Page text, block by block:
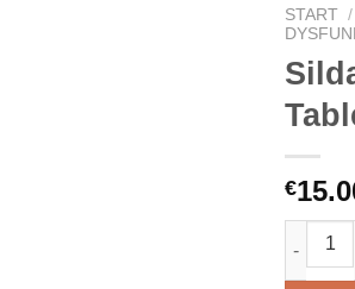
START /
€